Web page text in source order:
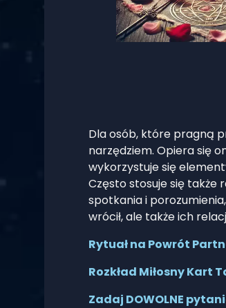
Dla osób, które pragną
narzędziem. Opiera się
wykorzystuje się
Często stosuje się także
spotkania i
wrócił, ale także ich
Rytuał na Powrót
Rozkład Miłosny Kart
Zadaj DOWOLNE